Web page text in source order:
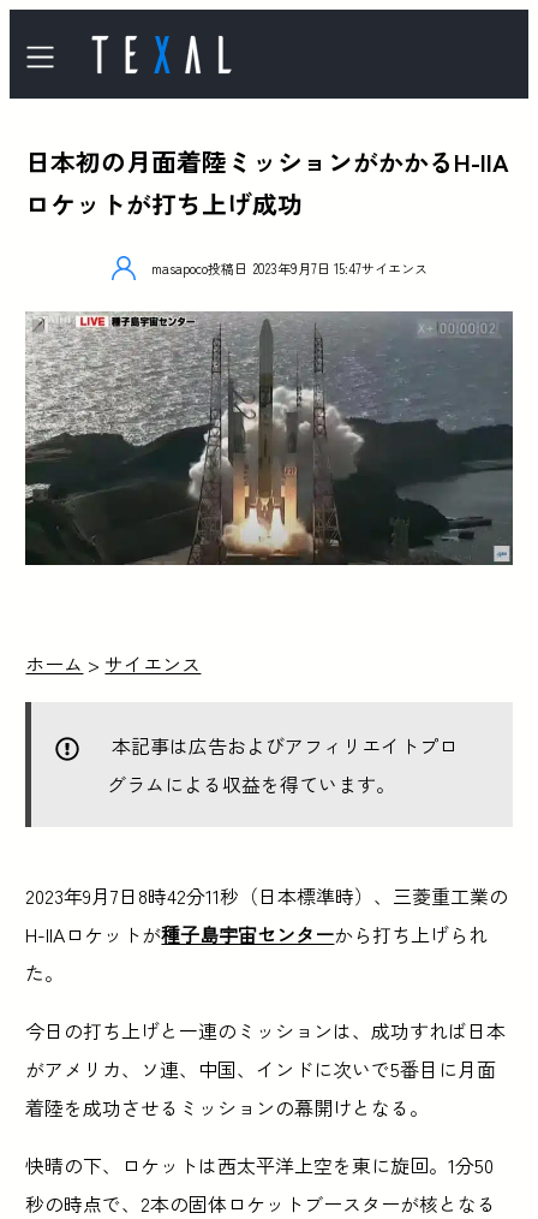
日本初の月面着陸ミッションがかかるH-IIA
ロケットが打ち上げ成功
masapoco投稿日 2023年9月7日 15:47サイエンス
ホーム > サイエンス
本記事は広告およびアフィリエイトプロ
グラムによる収益を得ています。
2023年9月7日8時42分11秒（日本標準時）、三菱重工業の
H-IIAロケットが種子島宇宙センターから打ち上げられ
た。
今日の打ち上げと一連のミッションは、成功すれば日本
がアメリカ、ソ連、中国、インドに次いで5番目に月面
着陸を成功させるミッションの幕開けとなる。
快晴の下、ロケットは西太平洋上空を東に旋回。1分50
秒の時点で、2本の固体ロケットブースターが核となる